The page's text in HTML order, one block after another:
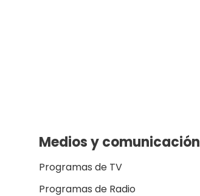
Medios y comunicación
Programas de TV
Programas de Radio